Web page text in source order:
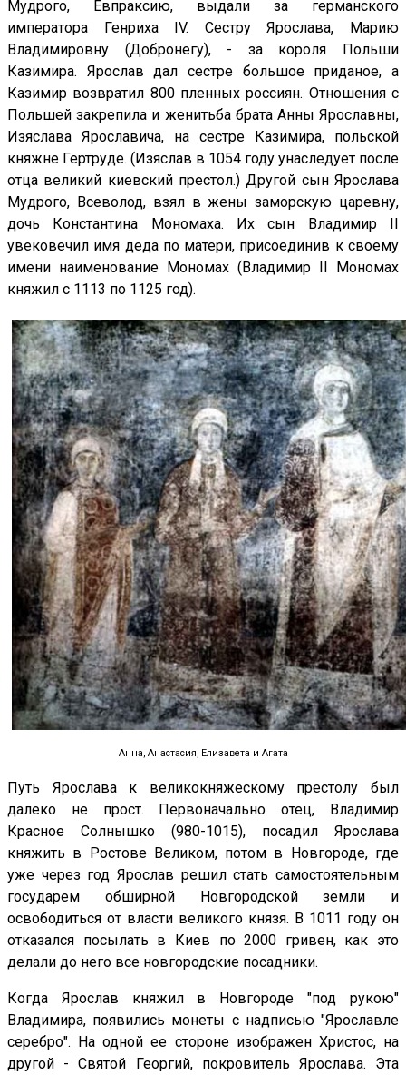
Мудрого, Евпраксию, выдали за германского
императора Генриха IV. Сестру Ярослава, Марию
Владимировну (Добронегу), - за короля Польши
Казимира. Ярослав дал сестре большое приданое, а
Казимир возвратил 800 пленных россиян. Отношения с
Польшей закрепила и женитьба брата Анны Ярославны,
Изяслава Ярославича, на сестре Казимира, польской
княжне Гертруде. (Изяслав в 1054 году унаследует после
отца великий киевский престол.) Другой сын Ярослава
Мудрого, Всеволод, взял в жены заморскую царевну,
дочь Константина Мономаха. Их сын Владимир II
увековечил имя деда по матери, присоединив к своему
имени наименование Мономах (Владимир II Мономах
княжил с 1113 по 1125 год).
Анна, Анастасия, Елизавета и Агата
Путь Ярослава к великокняжескому престолу был
далеко не прост. Первоначально отец, Владимир
Красное Солнышко (980-1015), посадил Ярослава
княжить в Ростове Великом, потом в Новгороде, где
уже через год Ярослав решил стать самостоятельным
государем обширной Новгородской земли и
освободиться от власти великого князя. В 1011 году он
отказался посылать в Киев по 2000 гривен, как это
делали до него все новгородские посадники.
Когда Ярослав княжил в Новгороде "под рукою"
Владимира, появились монеты с надписью "Ярославле
серебро". На одной ее стороне изображен Христос, на
другой - Святой Георгий, покровитель Ярослава. Эта